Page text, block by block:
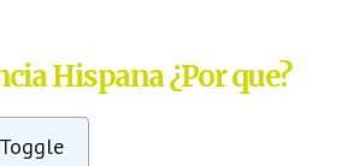
Hispana ¿Por que?
Toggle